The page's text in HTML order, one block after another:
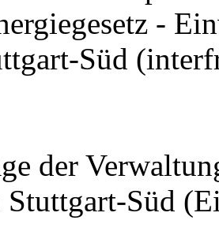
-
Süd
der
Süd